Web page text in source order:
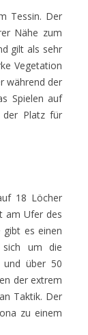
Tessin. Der
Nähe zum
gilt als sehr
Vegetation
während der
Spielen auf
der Platz für
18 Löcher
am Ufer des
gibt es einen
sich um die
und über 50
der extrem
Taktik. Der
zu einem